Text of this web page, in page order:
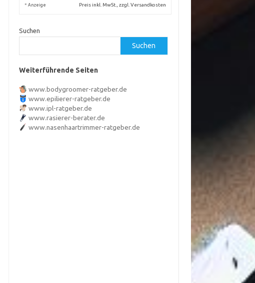
* Anzeige Preis inkl. MwSt., zzgl. Versandkosten
Suchen
Suchen
Weiterführende Seiten
www.bodygroomer-ratgeber.de
www.epilierer-ratgeber.de
www.ipl-ratgeber.de
www.rasierer-berater.de
www.nasenhaartrimmer-ratgeber.de